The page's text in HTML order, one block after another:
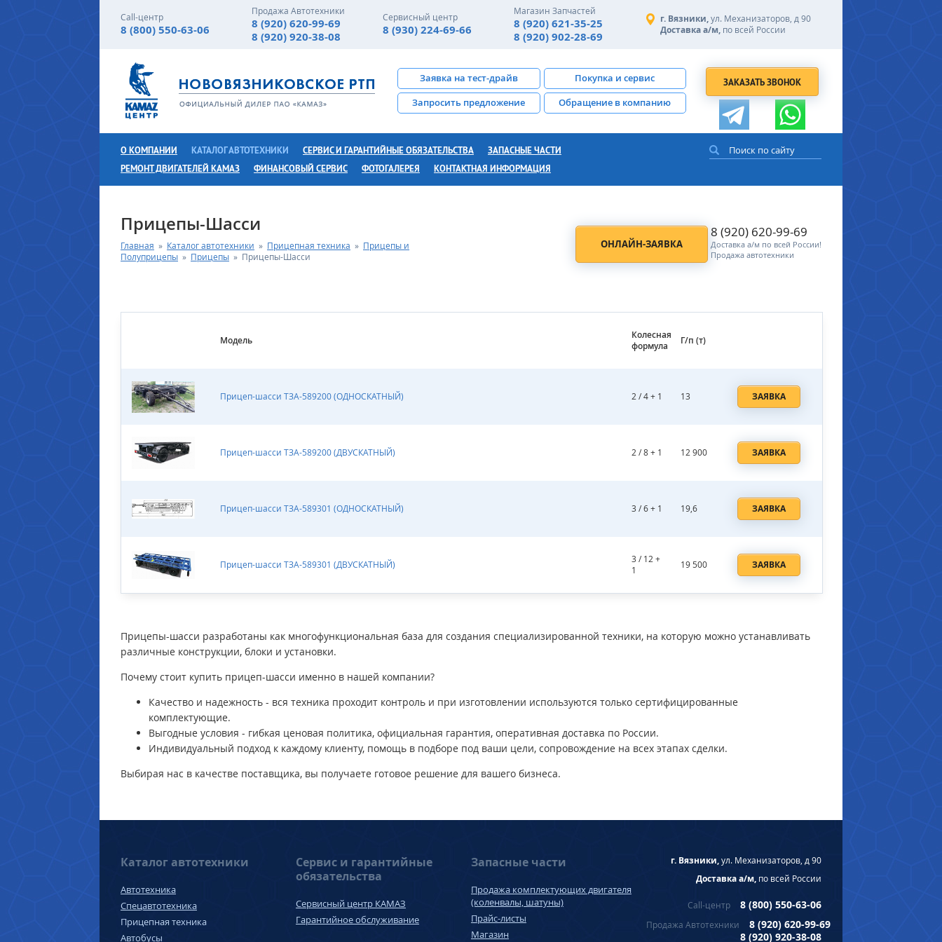
Call-центр
8 (800) 550-63-06
Продажа Автотехники
8 (920) 620-99-69
8 (920) 920-38-08
Сервисный центр
8 (930) 224-69-66
Магазин Запчастей
8 (920) 621-35-25
8 (920) 902-28-69
г. Вязники,ул. Механизаторов, д 90
Доставка а/м, по всей России
ЗАКАЗАТЬ ЗВОНОК
Заявка на тест-драйв
Покупка и сервис
Запросить предложение
Обращение в компанию
О КОМПАНИИ КАТАЛОГ АВТОТЕХНИКИ СЕРВИС И ГАРАНТИЙНЫЕ ОБЯЗАТЕЛЬСТВА
ЗАПАСНЫЕ ЧАСТИ
РЕМОНТ ДВИГАТЕЛЕЙ КАМАЗ
ФИНАНСОВЫЙ СЕРВИС ФОТОГАЛЕРЕЯ КОНТАКТНАЯ ИНФОРМАЦИЯ
Прицепы-Шасси
Главная » Каталог автотехники » Прицепная техника » Прицепы и
Полуприцепы » Прицепы » Прицепы-Шасси
ОНЛАЙН-ЗАЯВКА
8 (920) 620-99-69
Доставка а/м по всей России!
Продажа автотехники
Модель
Колесная
формула
Г/п (т)
Прицеп-шасси ТЗА-589200 (ОДНОСКАТНЫЙ) 2 / 4 + 1 13 ЗАЯВКА
Прицеп-шасси ТЗА-589200 (ДВУСКАТНЫЙ) 2 / 8 + 1 12 900 ЗАЯВКА
Прицеп-шасси ТЗА-589301 (ОДНОСКАТНЫЙ) 3 / 6 + 1 19,6 ЗАЯВКА
Прицеп-шасси ТЗА-589301 (ДВУСКАТНЫЙ)
3 / 12 +
1
19 500 ЗАЯВКА
Прицепы-шасси разработаны как многофункциональная база для создания специализированной техники, на которую можно устанавливать
различные конструкции, блоки и установки.
Почему стоит купить прицеп-шасси именно в нашей компании?
Качество и надежность - вся техника проходит контроль и при изготовлении используются только сертифицированные
комплектующие.
Выгодные условия - гибкая ценовая политика, официальная гарантия, оперативная доставка по России.
Индивидуальный подход к каждому клиенту, помощь в подборе под ваши цели, сопровождение на всех этапах сделки.
Выбирая нас в качестве поставщика, вы получаете готовое решение для вашего бизнеса.
Каталог автотехники
Автотехника
Спецавтотехника
Прицепная техника
Автобусы
Сервис и гарантийные
обязательства
Сервисный центр КАМАЗ
Гарантийное обслуживание
Запасные части
Продажа комплектующих двигателя
(коленвалы, шатуны)
Прайс-листы
Магазин
г. Вязники,ул. Механизаторов, д 90
Доставка а/м, по всей России
Call-центр 8 (800) 550-63-06
Продажа Автотехники
8 (920) 620-99-69
8 (920) 920-38-08